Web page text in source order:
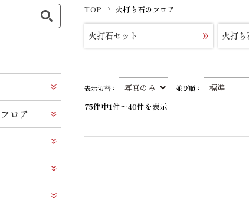
TOP 火打ち石のフロア
火打石セット 火打ち
表示切替： 並び順：
75件中1件～40件を表示
ロア